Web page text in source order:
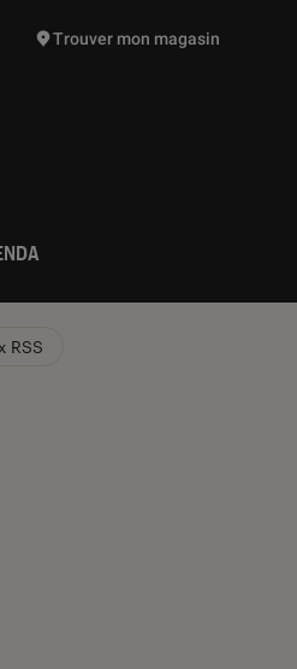
vont vous être proposées
Trouver mon magasin
RSS